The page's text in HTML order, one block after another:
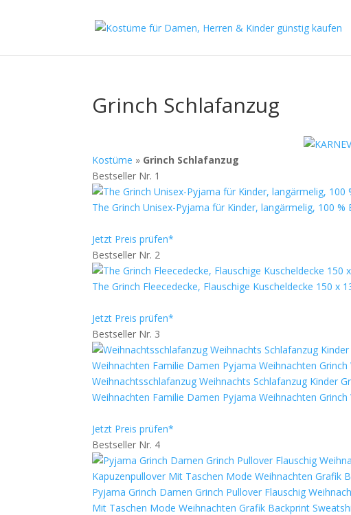
Grinch Schlafanzug
Kostüme » Grinch Schlafanzug
Bestseller Nr. 1
The Grinch Unisex-Pyjama für Kinder, langärmelig, 100
Jetzt Preis prüfen*
Bestseller Nr. 2
The Grinch Fleecedecke, Flauschige Kuscheldecke 150 x
Jetzt Preis prüfen*
Bestseller Nr. 3
Weihnachtsschlafanzug Weihnachts Schlafanzug Kinder
Weihnachten Familie Damen Pyjama Weihnachten
Jetzt Preis prüfen*
Bestseller Nr. 4
Pyjama Grinch Damen Grinch Pullover Flauschig
Mit Taschen Mode Weihnachten Grafik Backprint